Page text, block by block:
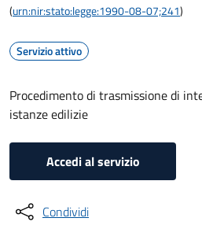
(urn:nir:stato:legge:1990-08-07;241)
Servizio attivo
Procedimento di trasmissione di
istanze edilizie
Accedi al servizio
Condividi